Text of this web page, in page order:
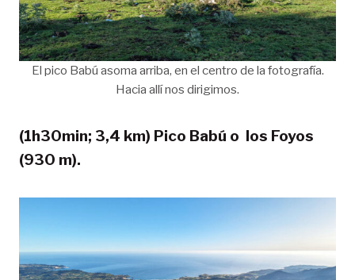
El pico Babú asoma arriba, en el centro de la fotografía.
Hacia allí nos dirigimos.
(1h30min; 3,4 km) Pico Babú o los Foyos
(930 m).